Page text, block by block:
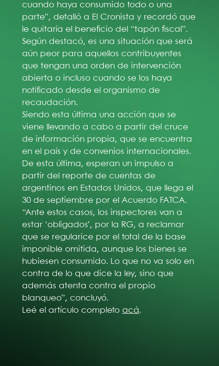
cuando haya consumido todo o una
parte”, detalló a El Cronista y recordó que
le quitaría el beneficio del “tapón fiscal”.
Según destacó, es una situación que será
aún peor para aquellos contribuyentes
que tengan una orden de intervención
abierta o incluso cuando se los haya
notificado desde el organismo de
recaudación.
Siendo esta última una acción que se
viene llevando a cabo a partir del cruce
de información propia, que se encuentra
en el país y de convenios internacionales.
De esta última, esperan un impulso a
partir del reporte de cuentas de
argentinos en Estados Unidos, que llega el
30 de septiembre por el Acuerdo FATCA.
“Ante estos casos, los inspectores van a
estar ‘obligados’, por la RG, a reclamar
que se regularice por el total de la base
imponible omitida, aunque los bienes se
hubiesen consumido. Lo que no va solo en
contra de lo que dice la ley, sino que
además atenta contra el propio
blanqueo”, concluyó.
Leé el artículo completo acá.